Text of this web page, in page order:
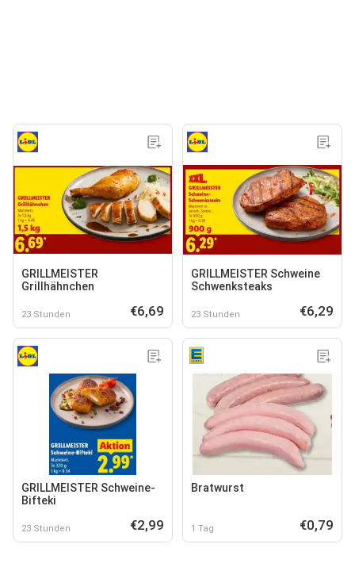
GRILLMEISTER
Grillhähnchen
23 Stunden €6,69
GRILLMEISTER Schweine
Schwenksteaks
23 Stunden €6,29
GRILLMEISTER Schweine-
Bifteki
23 Stunden €2,99
Bratwurst
1 Tag €0,79